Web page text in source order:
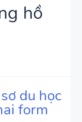
hồ
du học
form